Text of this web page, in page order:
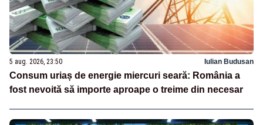
5 aug. 2026, 23:50 Iulian Budusan
Consum uriaș de energie miercuri seară: România a
fost nevoită să importe aproape o treime din necesar